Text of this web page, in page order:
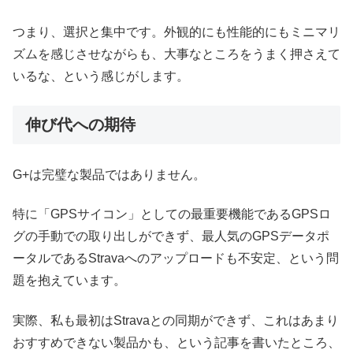
つまり、選択と集中です。外観的にも性能的にもミニマリ
ズムを感じさせながらも、大事なところをうまく押さえて
いるな、という感じがします。
伸び代への期待
G+は完璧な製品ではありません。
特に「GPSサイコン」としての最重要機能であるGPSロ
グの手動での取り出しができず、最人気のGPSデータポ
ータルであるStravaへのアップロードも不安定、という問
題を抱えています。
実際、私も最初はStravaとの同期ができず、これはあまり
おすすめできない製品かも、という記事を書いたところ、